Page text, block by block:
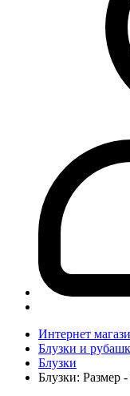
Интернет
Блузки и
Блузки
Блузки: Размер